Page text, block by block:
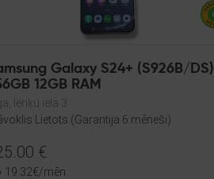
Galaxy S24+ (S926B/DS)
12GB RAM
Ieriķu iela 3
Lietots (Garantija 6 mēneši)
€
19.32€/mēn.